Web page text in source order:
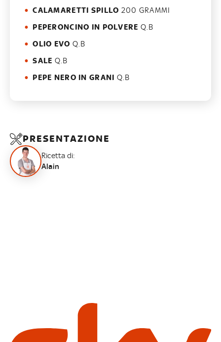
CALAMARETTI SPILLO 200 GRAMMI
PEPERONCINO IN POLVERE Q.B
OLIO EVO Q.B
SALE Q.B
PEPE NERO IN GRANI Q.B
PRESENTAZIONE
Ricetta di:
Alain